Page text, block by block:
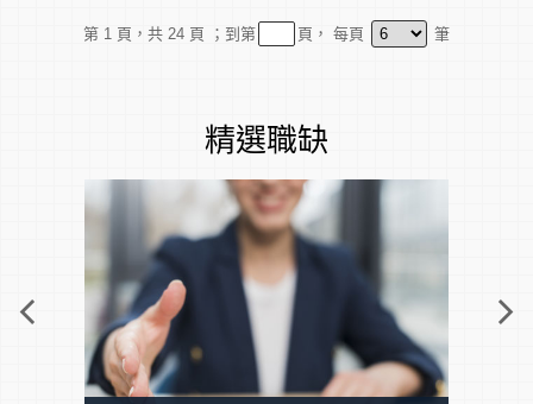
【薪資】月薪45,000以上+空班津貼
外場
3. 進貨協助、環境整潔維持
1. 食材備料、烹煮、擺盤
2. 進貨整理
3. 主管交辦事項
【薪資】
通過試用期月薪36,000，通過站別考核會再調薪~
第 1 頁，共 24 頁 ；到第 頁， 每頁 筆
精選職缺